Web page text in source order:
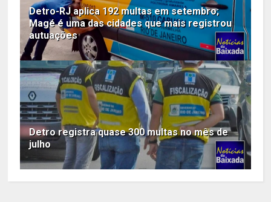
Detro-RJ aplica 192 multas em setembro;
Magé é uma das cidades que mais registrou
autuações
Detro registra quase 300 multas no mês de
julho